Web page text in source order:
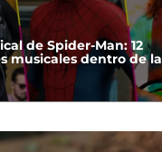
de Spider-Man: 12
musicales dentro de